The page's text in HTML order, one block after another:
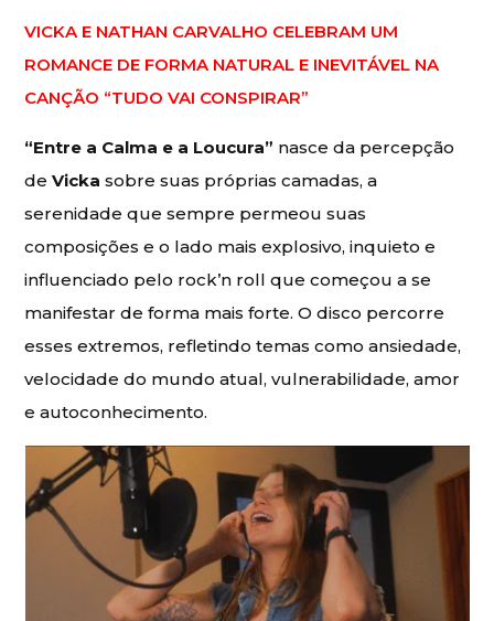
VICKA E NATHAN CARVALHO CELEBRAM UM
ROMANCE DE FORMA NATURAL E INEVITÁVEL NA
CANÇÃO “TUDO VAI CONSPIRAR”
“Entre a Calma e a Loucura” nasce da percepção
deVicka sobre suas próprias camadas, a
serenidade que sempre permeou suas
composições e o lado mais explosivo, inquieto e
influenciado pelo rock’n roll que começou a se
manifestar de forma mais forte. O disco percorre
esses extremos, refletindo temas como ansiedade,
velocidade do mundo atual, vulnerabilidade, amor
e autoconhecimento.